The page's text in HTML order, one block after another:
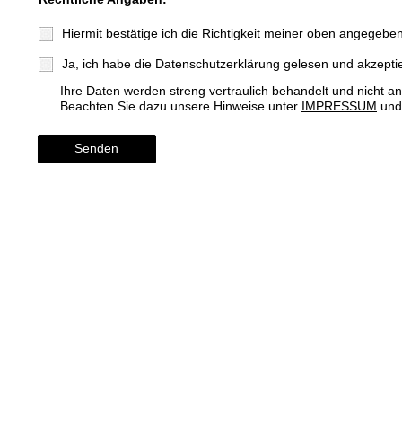
Senden
Hiermit bestätige ich die Richtigkeit meiner oben
Ja, ich habe die Datenschutzerklärung gelesen und
Ihre Daten werden streng vertraulich behandelt und nicht
Beachten Sie dazu unsere Hinweise unter IMPRESSUM